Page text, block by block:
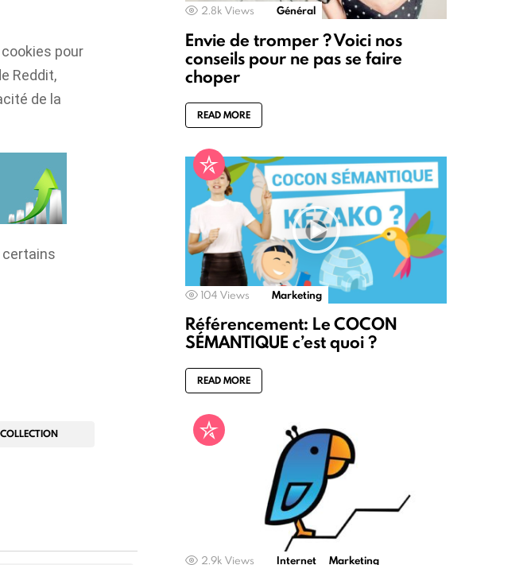
pour
Reddit,
de la
certains
2.8k Views Général
Envie de tromper ? Voici nos
conseils pour ne pas se faire
choper
READ MORE
104 Views Marketing
Référencement: Le COCON
SÉMANTIQUE c’est quoi ?
READ MORE
2.9k Views Internet Marketing